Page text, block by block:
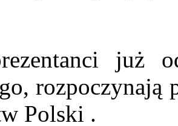
już
rozpoczynają
Polski .